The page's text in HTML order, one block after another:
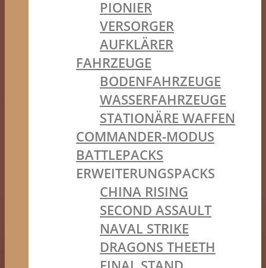
PIONIER
VERSORGER
AUFKLÄRER
FAHRZEUGE
BODENFAHRZEUGE
WASSERFAHRZEUGE
STATIONÄRE WAFFEN
COMMANDER-MODUS
BATTLEPACKS
ERWEITERUNGSPACKS
CHINA RISING
SECOND ASSAULT
NAVAL STRIKE
DRAGONS THEETH